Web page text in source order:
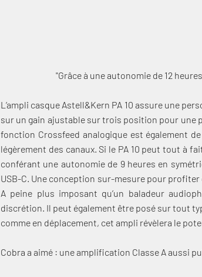
"Grâce à une autonomie de 12
L’ampli casque Astell&Kern PA 10 assure une
sur un gain ajustable sur trois position pour une
fonction Crossfeed analogique est également
légèrement des canaux. Si le PA 10 peut tout à
conférant une autonomie de 9 heures en
USB-C. Une conception sur-mesure pour
A peine plus imposant qu’un baladeur
discrétion. Il peut également être posé sur tout
comme en déplacement, cet ampli révèlera le
Cobra a aimé : une amplification Classe A aussi
Connectez-vous à votre
enregistrés.